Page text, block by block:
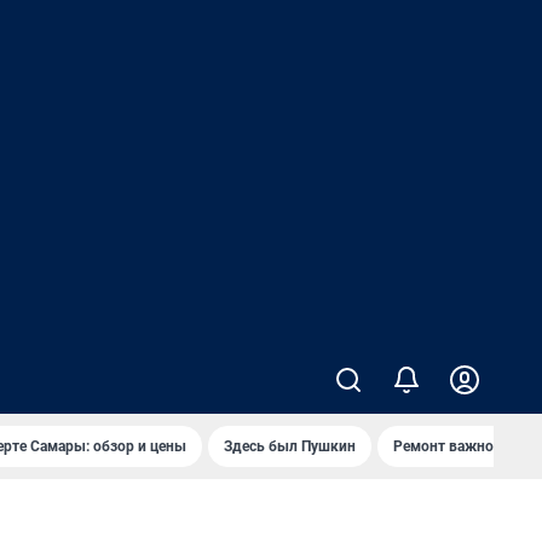
Самары: обзор и цены Здесь был Пушкин Ремонт важного